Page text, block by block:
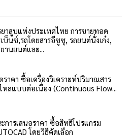
าสูบแห่งประเทศไทย การขายทอด
บ็นซ์,รถโดยสารอีซูซุ, รถยนต์นั่งเก๋ง,
านยนต์และ...
าคา ซื้อเครื่องวิเคราะห์ปริมาณสาร
ลแบบต่อเนื่อง (Continuous Flow...
การเสนอราคา ซื้อสิทธิโปรแกรม
โดยวิธีคัดเลือก